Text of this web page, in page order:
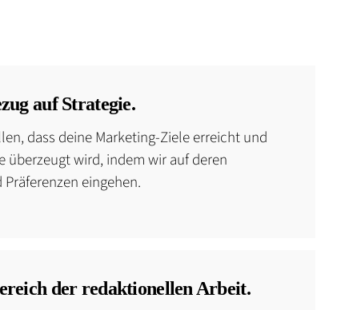
auf Strategie.
dass deine Marketing-Ziele erreicht und
überzeugt wird, indem wir auf deren
eingehen.
der redaktionellen Arbeit.